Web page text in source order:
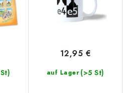
auf Lager (>5 St)
12,95 €